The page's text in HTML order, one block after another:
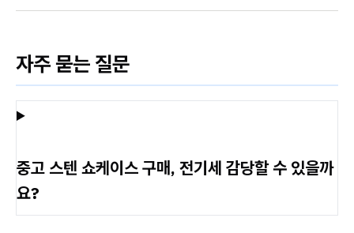
자주 묻는 질문
중고 스텐 쇼케이스 구매, 전기세 감당할 수 있을까
요?